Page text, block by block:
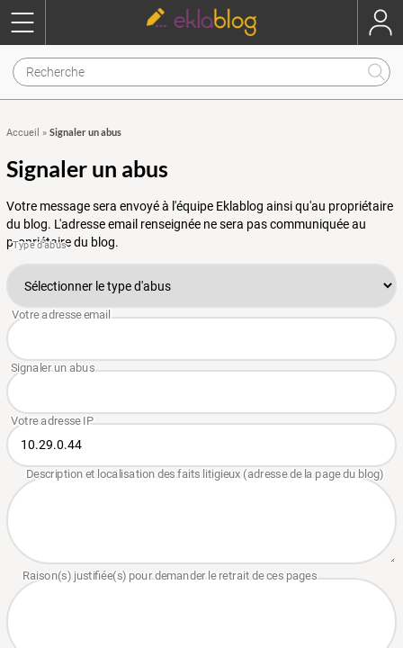
Accueil » Signaler un abus
Signaler un abus
Votre message sera envoyé à l'équipe Eklablog ainsi qu'au propriétaire
du blog. L'adresse email renseignée ne sera pas communiquée au
propriétaire du blog.